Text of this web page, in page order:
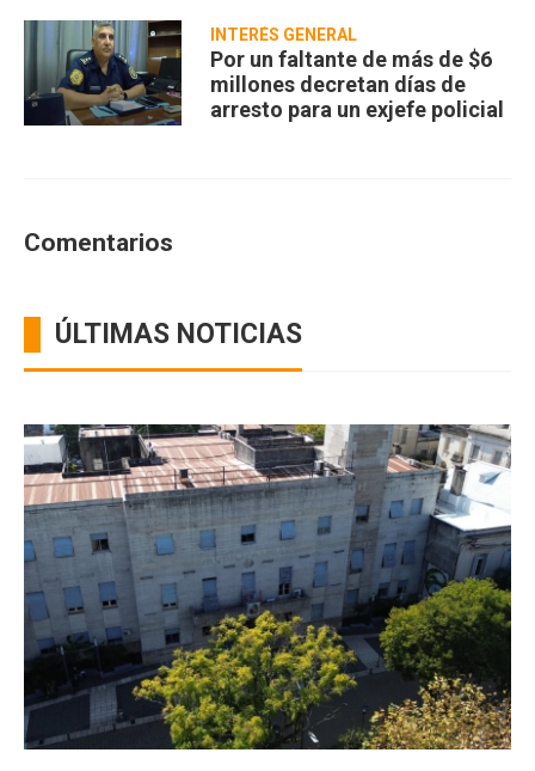
INTERÉS GENERAL
Por un faltante de más de $6
millones decretan días de
arresto para un exjefe policial
Comentarios
ÚLTIMAS NOTICIAS